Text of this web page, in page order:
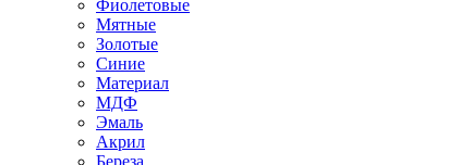
Фиолетовые
Мятные
Золотые
Синие
Материал
МДФ
Эмаль
Акрил
Береза